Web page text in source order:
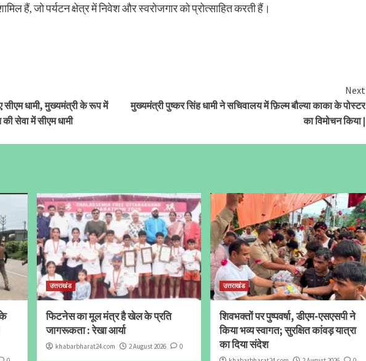
हैं, जो पर्यटन क्षेत्र में निवेश और स्वरोजगार को प्रोत्साहित करती हैं।
सीएम धामी, मुख्यमंत्री के रूप में
सेवा में सीएम धामी
Next
मुख्यमंत्री पुष्कर सिंह धामी ने सचिवालय में फ़िल्म बौल्या काका के पोस्टर
का विमोचन किया |
उत्तराखंड
फिटनेस का मूल मंत्र है खेल के प्रति
जागरूकता : रेखा आर्या
khabarbharat24.com 2 August 2026 0
उत्तराखंड
शिवभक्तों पर पुष्पवर्षा, डीएम-एसएसपी ने
किया भव्य स्वागत; सुरक्षित कांवड़ यात्रा
का दिया संदेश